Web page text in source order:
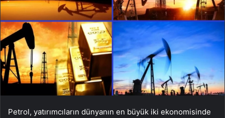
Petrol, yatırımcıların dünyanın en büyük iki ekonomisinde